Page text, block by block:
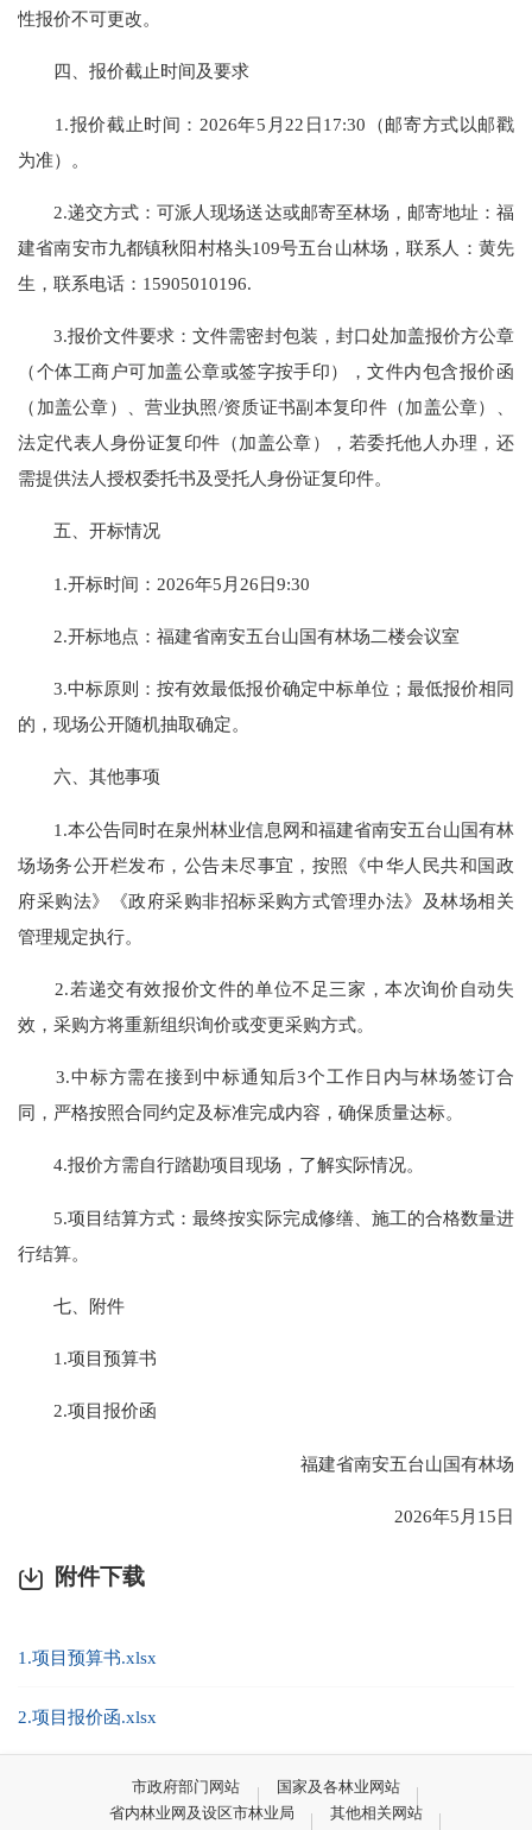
性报价不可更改。
四、报价截止时间及要求
1.报价截止时间：2026年5月22日17:30（邮寄方式以邮戳
为准）。
2.递交方式：可派人现场送达或邮寄至林场，邮寄地址：福
建省南安市九都镇秋阳村格头109号五台山林场，联系人：黄先
生，联系电话：15905010196.
3.报价文件要求：文件需密封包装，封口处加盖报价方公章
（个体工商户可加盖公章或签字按手印），文件内包含报价函
（加盖公章）、营业执照/资质证书副本复印件（加盖公章）、
法定代表人身份证复印件（加盖公章），若委托他人办理，还
需提供法人授权委托书及受托人身份证复印件。
五、开标情况
1.开标时间：2026年5月26日9:30
2.开标地点：福建省南安五台山国有林场二楼会议室
3.中标原则：按有效最低报价确定中标单位；最低报价相同
的，现场公开随机抽取确定。
六、其他事项
1.本公告同时在泉州林业信息网和福建省南安五台山国有林
场场务公开栏发布，公告未尽事宜，按照《中华人民共和国政
府采购法》《政府采购非招标采购方式管理办法》及林场相关
管理规定执行。
2.若递交有效报价文件的单位不足三家，本次询价自动失
效，采购方将重新组织询价或变更采购方式。
3.中标方需在接到中标通知后3个工作日内与林场签订合
同，严格按照合同约定及标准完成内容，确保质量达标。
4.报价方需自行踏勘项目现场，了解实际情况。
5.项目结算方式：最终按实际完成修缮、施工的合格数量进
行结算。
七、附件
1.项目预算书
2.项目报价函
福建省南安五台山国有林场
2026年5月15日
附件下载
1.项目预算书.xlsx
2.项目报价函.xlsx
市政府部门网站
国家及各林业网站
省内林业网及设区市林业局
其他相关网站